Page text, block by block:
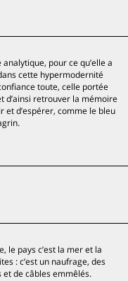
pour ce qu’elle a
cette hypermodernité
toute, celle portée
d’ainsi retrouver la mémoire
et d’espérer, comme le bleu
le pays c’est la mer et la
: c’est un naufrage, des
de câbles emmêlés.